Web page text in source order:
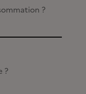
?
?